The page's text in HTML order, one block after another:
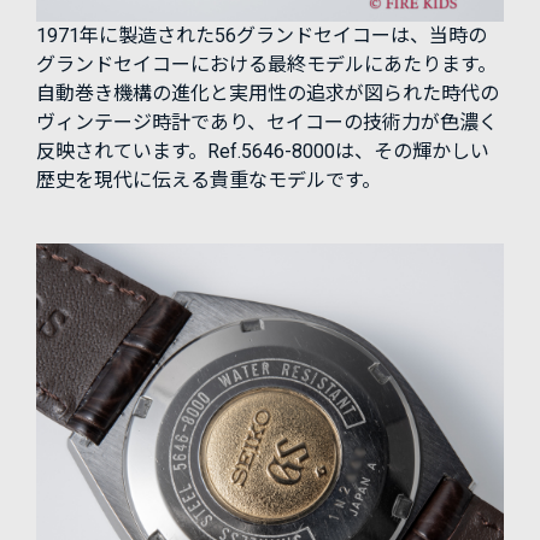
1971年に製造された56グランドセイコーは、当時の
グランドセイコーにおける最終モデルにあたります。
自動巻き機構の進化と実用性の追求が図られた時代の
ヴィンテージ時計であり、セイコーの技術力が色濃く
反映されています。Ref.5646-8000は、その輝かしい
歴史を現代に伝える貴重なモデルです。